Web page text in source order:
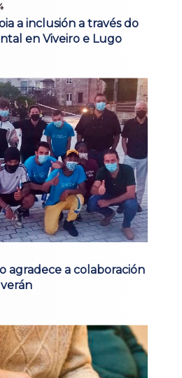
a inclusión a través do
en Viveiro e Lugo
agradece a colaboración